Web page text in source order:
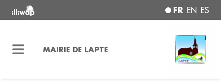
FR EN ES
MAIRIE DE LAPTE